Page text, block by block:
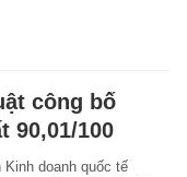
công bố
90,01/100
Kinh doanh quốc tế